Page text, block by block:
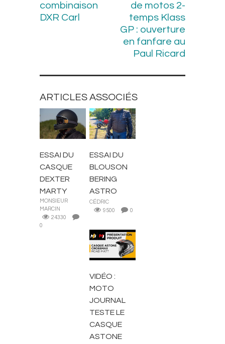
combinaison
DXR Carl
de motos 2-
temps Klass
GP : ouverture
en fanfare au
Paul Ricard
ARTICLES ASSOCIÉS
CASQUES
ESSAI DU
CASQUE
DEXTER
MARTY
MONSIEUR
MARCIN
24330
0
BLOUSONS ET
VESTES
ESSAI DU
BLOUSON
BERING
ASTRO
CÉDRIC
9500
0
CASQUES
VIDÉO :
MOTO
JOURNAL
TESTE LE
CASQUE
ASTONE